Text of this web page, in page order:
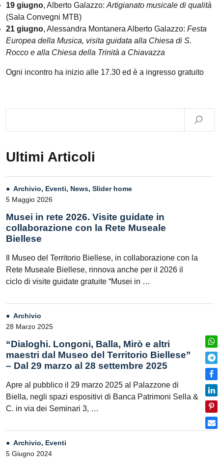
19 giugno, Alberto Galazzo: Artigianato musicale di qualità
(Sala Convegni MTB)
21 giugno, Alessandra Montanera Alberto Galazzo: Festa
Europea della Musica, visita guidata alla Chiesa di S.
Rocco e alla Chiesa della Trinità a Chiavazza
Ogni incontro ha inizio alle 17.30 ed è a ingresso gratuito
Ultimi Articoli
Archivio, Eventi, News, Slider home
5 Maggio 2026
Musei in rete 2026. Visite guidate in
collaborazione con la Rete Museale
Biellese
Il Museo del Territorio Biellese, in collaborazione con la
Rete Museale Biellese, rinnova anche per il 2026 il
ciclo di visite guidate gratuite “Musei in …
Archivio
28 Marzo 2025
“Dialoghi. Longoni, Balla, Mirò e altri
maestri dal Museo del Territorio Biellese”
– Dal 29 marzo al 28 settembre 2025
Apre al pubblico il 29 marzo 2025 al Palazzone di
Biella, negli spazi espositivi di Banca Patrimoni Sella &
C. in via dei Seminari 3, …
Archivio, Eventi
5 Giugno 2024